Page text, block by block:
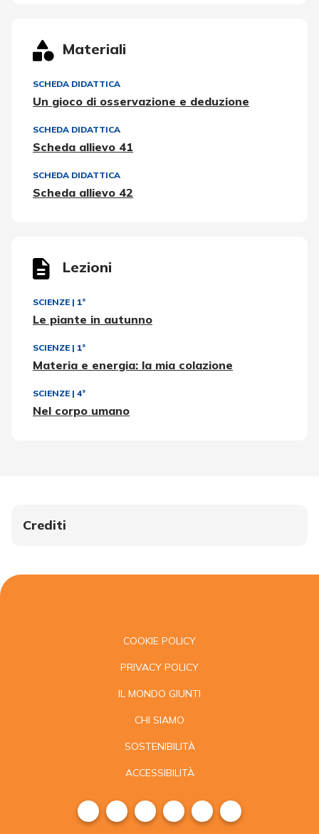
Materiali
SCHEDA DIDATTICA
Un gioco di osservazione e deduzione
SCHEDA DIDATTICA
Scheda allievo 41
SCHEDA DIDATTICA
Scheda allievo 42
Lezioni
SCIENZE | 1ª
Le piante in autunno
SCIENZE | 1ª
Materia e energia: la mia colazione
SCIENZE | 4ª
Nel corpo umano
Crediti
COOKIE POLICY
PRIVACY POLICY
IL MONDO GIUNTI
CHI SIAMO
SOSTENIBILITÀ
ACCESSIBILITÀ